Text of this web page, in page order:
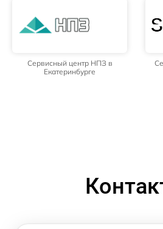
Сервисный центр НПЗ в
Екатеринбурге